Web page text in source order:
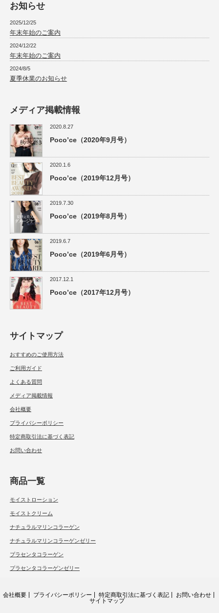
お知らせ
2025/12/25
年末年始のご案内
2024/12/22
年末年始のご案内
2024/8/5
夏季休業のお知らせ
メディア掲載情報
2020.8.27
Poco’ce（2020年9月号）
2020.1.6
Poco’ce（2019年12月号）
2019.7.30
Poco’ce（2019年8月号）
2019.6.7
Poco’ce（2019年6月号）
2017.12.1
Poco’ce（2017年12月号）
サイトマップ
おすすめのご使用方法
ご利用ガイド
よくある質問
メディア掲載情報
会社概要
プライバシーポリシー
特定商取引法に基づく表記
お問い合わせ
商品一覧
モイストローション
モイストクリーム
ナチュラルマリンコラーゲン
ナチュラルマリンコラーゲンゼリー
プラセンタコラーゲン
プラセンタコラーゲンゼリー
会社概要 プライバシーポリシー 特定商取引法に基づく表記
お問い合わせ
サイトマップ